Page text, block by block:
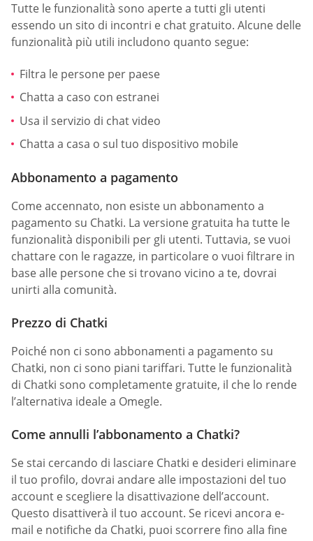
Tutte le funzionalità sono aperte a tutti gli utenti
essendo un sito di incontri e chat gratuito. Alcune delle
funzionalità più utili includono quanto segue:
Filtra le persone per paese
Chatta a caso con estranei
Usa il servizio di chat video
Chatta a casa o sul tuo dispositivo mobile
Abbonamento a pagamento
Come accennato, non esiste un abbonamento a
pagamento su Chatki. La versione gratuita ha tutte le
funzionalità disponibili per gli utenti. Tuttavia, se vuoi
chattare con le ragazze, in particolare o vuoi filtrare in
base alle persone che si trovano vicino a te, dovrai
unirti alla comunità.
Prezzo di Chatki
Poiché non ci sono abbonamenti a pagamento su
Chatki, non ci sono piani tariffari. Tutte le funzionalità
di Chatki sono completamente gratuite, il che lo rende
l’alternativa ideale a Omegle.
Come annulli l’abbonamento a Chatki?
Se stai cercando di lasciare Chatki e desideri eliminare
il tuo profilo, dovrai andare alle impostazioni del tuo
account e scegliere la disattivazione dell’account.
Questo disattiverà il tuo account. Se ricevi ancora e-
mail e notifiche da Chatki, puoi scorrere fino alla fine